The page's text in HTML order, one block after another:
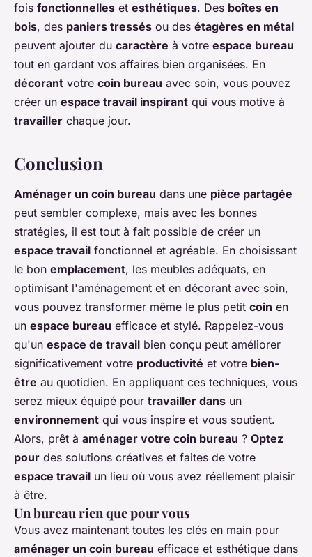
fois fonctionnelles et esthétiques. Des boîtes en
bois, des paniers tressés ou des étagères en métal
peuvent ajouter du caractère à votre espace bureau
tout en gardant vos affaires bien organisées. En
décorant votre coin bureau avec soin, vous pouvez
créer un espace travail inspirant qui vous motive à
travailler chaque jour.
Conclusion
Aménager un coin bureau dans une pièce partagée
peut sembler complexe, mais avec les bonnes
stratégies, il est tout à fait possible de créer un
espace travail fonctionnel et agréable. En choisissant
le bon emplacement, les meubles adéquats, en
optimisant l'aménagement et en décorant avec soin,
vous pouvez transformer même le plus petit coin en
un espace bureau efficace et stylé. Rappelez-vous
qu'un espace de travail bien conçu peut améliorer
significativement votre productivité et votre bien-
être au quotidien. En appliquant ces techniques, vous
serez mieux équipé pour travailler dans un
environnement qui vous inspire et vous soutient.
Alors, prêt à aménager votre coin bureau ? Optez
pour des solutions créatives et faites de votre
espace travail un lieu où vous avez réellement plaisir
à être.
Un bureau rien que pour vous
Vous avez maintenant toutes les clés en main pour
aménager un coin bureau efficace et esthétique dans